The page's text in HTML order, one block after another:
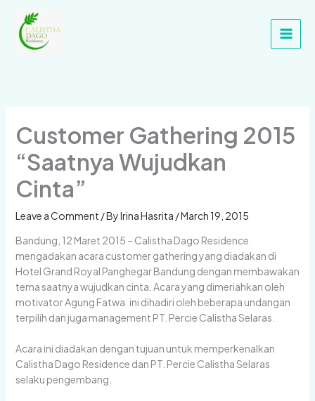
content
Customer Gathering 2015
“Saatnya Wujudkan
Cinta”
Leave a Comment / ByIrina Hasrita /March 19, 2015
Bandung, 12 Maret 2015 – Calistha Dago Residence
mengadakan acara customer gathering yang diadakan di
Hotel Grand Royal Panghegar Bandung dengan membawakan
tema saatnya wujudkan cinta. Acara yang dimeriahkan oleh
motivator Agung Fatwa ini dihadiri oleh beberapa undangan
terpilih dan juga management PT. Percie Calistha Selaras.
Acara ini diadakan dengan tujuan untuk memperkenalkan
Calistha Dago Residence dan PT. Percie Calistha Selaras
selaku pengembang.